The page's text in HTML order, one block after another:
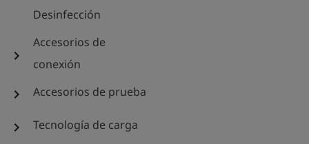
Desinfección
chevron_right
Accesorios de
conexión
chevron_right Accesorios de prueba
chevron_right Tecnología de carga